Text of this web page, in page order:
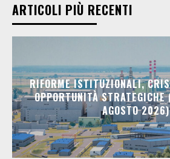
ARTICOLI PIÙ RECENTI
RIFORME ISTITUZIONALI,
OPPORTUNITÀ
AGOSTO 2026)